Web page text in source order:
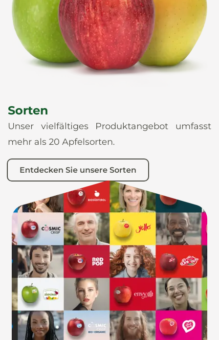
News
Es
Sorten
Unser vielfältiges Produktangebot umfasst
mehr als 20 Apfelsorten.
Entdecken Sie unsere Sorten